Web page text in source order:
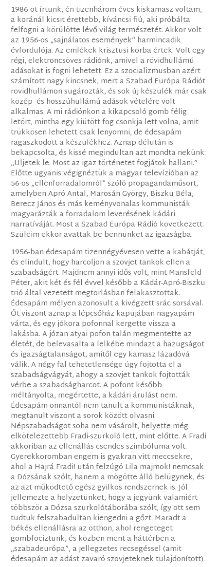
1986-ot írtunk, én tizenhárom éves kiskamasz voltam,
a koránál kicsit érettebb, kíváncsi fiú, aki próbálta
felfogni a körülötte lévő világ természetét. Akkor volt
az 1956-os „sajnálatos események” harmincadik
évfordulója. Az emlékek krisztusi korba értek. Volt egy
régi, elektroncsöves rádiónk, amivel a rövidhullámú
adásokat is fogni lehetett. Ez a szocializmusban azért
számított nagy kincsnek, mert a Szabad Európa Rádiót
rövidhullámon sugározták, és sok új készülék már csak
közép- és hosszúhullámú adások vételére volt
alkalmas. A mi rádiónkon a kikapcsoló gomb félig
letört, mintha egy kiütött fog csonkja lett volna, amit
trükkösen lehetett csak lenyomni, de édesapám
ragaszkodott a készülékhez. Aznap délután is
bekapcsolta, és kissé megindultan azt mondta nekünk:
„Üljetek le. Most az igaz történetet fogjátok hallani.”
Előtte ugyanis végignéztük a magyar televízióban az
56-os „ellenforradalomról” szóló propagandaműsort,
amelyben Apró Antal, Marosán György, Biszku Béla,
Berecz János és más keményvonalas kommunisták
magyarázták a forradalom leverésének kádári
narratíváját. Most a Szabad Európa Rádió következett.
Szüleim ekkor avattak be bennünket az igazságba.
1956-ban édesapám tizennégyévesen vette a kabátját,
és elindult, hogy harcoljon a szovjet tankok ellen a
szabadságért. Majdnem annyi idős volt, mint Mansfeld
Péter, akit két és fél évvel később a Kádár-Apró-Biszku
trió által vezetett megtorlásban felakasztottak.
Édesapám mélyen azonosult a kivégzett srác sorsával.
Őt viszont aznap a lépcsőház kapujában nagyapám
várta, és egy jókora pofonnal kergette vissza a
lakásba. A józan atyai pofon talán megmentette az
életét, de belevasalta a lelkébe mindazt a hazugságot
és igazságtalanságot, amitől egy kamasz lázadóvá
válik. A négy fal tehetetlensége úgy fojtotta el a
szabadságvágyát, ahogy a szovjet tankok fojtották
vérbe a szabadságharcot. A pofont később
méltányolta, megértette, a kádári árulást nem.
Édesapám onnantól nem tanult a kommunistáknak,
megtanult viszont a sorok között olvasni.
Népszabadságot soha nem vásárolt, helyette még
elkötelezettebb Fradi-szurkoló lett, mint előtte. A Fradi
akkoriban az ellenállás csendes szimbóluma volt.
Gyerekkoromban engem is gyakran vitt meccsekre,
ahol a Hajrá Fradi! után felzúgó Lila majmok! nemcsak
a Dózsának szólt, hanem a mögötte álló belügynek, és
az azt működtető egész gyilkos rendszernek is. Jól
jellemezte a helyzetünket, hogy a jegyünk valamiért
többször a Dózsa szurkolótáborába szólt, így ott sem
tudtuk felszabadultan kiengedni a gőzt. Maradt a
békés ellenállásra az otthon, ahol rengeteget
gombfociztunk, és közben ment a háttérben a
„szabadeurópa”, a jellegzetes recsegéssel (amit
édesapám az adást zavaró szovjeteknek tulajdonított).